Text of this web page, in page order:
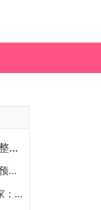
全国前十名的整形医院（私立篇）全国前十名的私立整形医院排名大全
中国最好的面部提升专家：祝东升（案例预约）五层面部提升怎么样？
上海九院整形科最厉害的鼻子&鼻修复专家：李圣利（简介、案例、预约）